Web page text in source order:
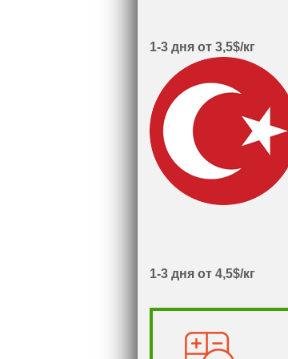
1-3 дня от 3,5$/кг
1-3 дня от 4,5$/кг